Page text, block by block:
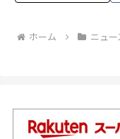
ホーム ニュ